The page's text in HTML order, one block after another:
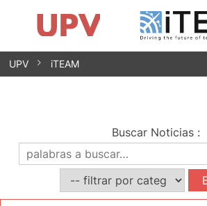
Saltar
Impacto
Grupos de investigación
Instalaciones
Spin-offs
Contacto
Prácticas
Noticias
Unidad de Igualdad
UPV iTEAM
Buscar Noticias: